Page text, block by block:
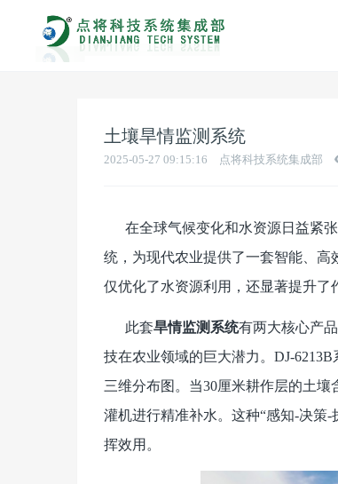
土壤旱情监测系统
2025-05-27 09:15:16 点将科技系统集成部
在全球气候变化和水资源日益紧张
统，为现代农业提供了一套智能、
仅优化了水资源利用，还显著提升了
此套旱情监测系统有两大核心产
技在农业领域的巨大潜力。DJ-
三维分布图。当30厘米耕作层的土
灌机进行精准补水。这种“感知-决策
挥效用。